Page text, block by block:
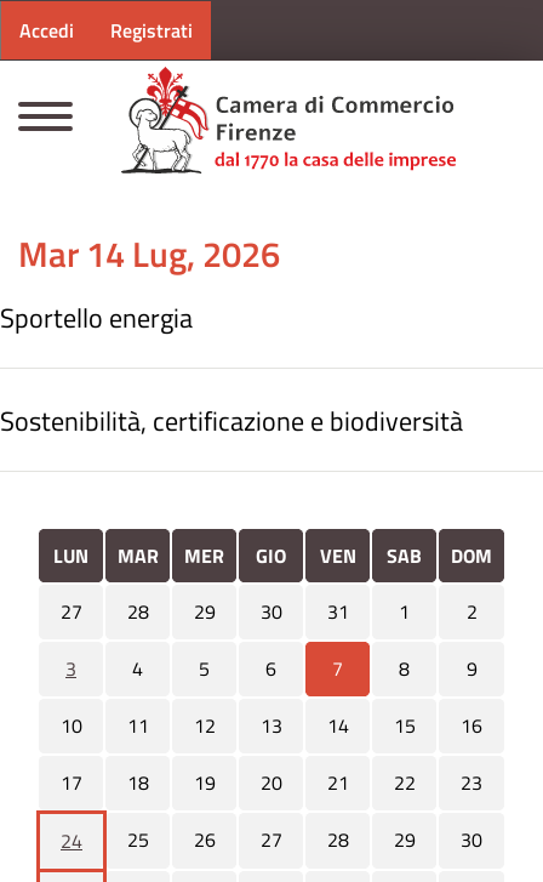
Menu profilo utente
Accedi Registrati
Mar 14 Lug, 2026
Sportello energia
Sostenibilità, certificazione e biodiversità
LUN MAR MER GIO VEN SAB
DOM
27
28 29 30 31 1
2
3
4 5 6 7 8
9
10
11 12 13 14 15
16
17
18 19 20 21 22
23
24
25 26 27 28 29 30